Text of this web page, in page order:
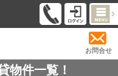
お問合せ
物件一覧！